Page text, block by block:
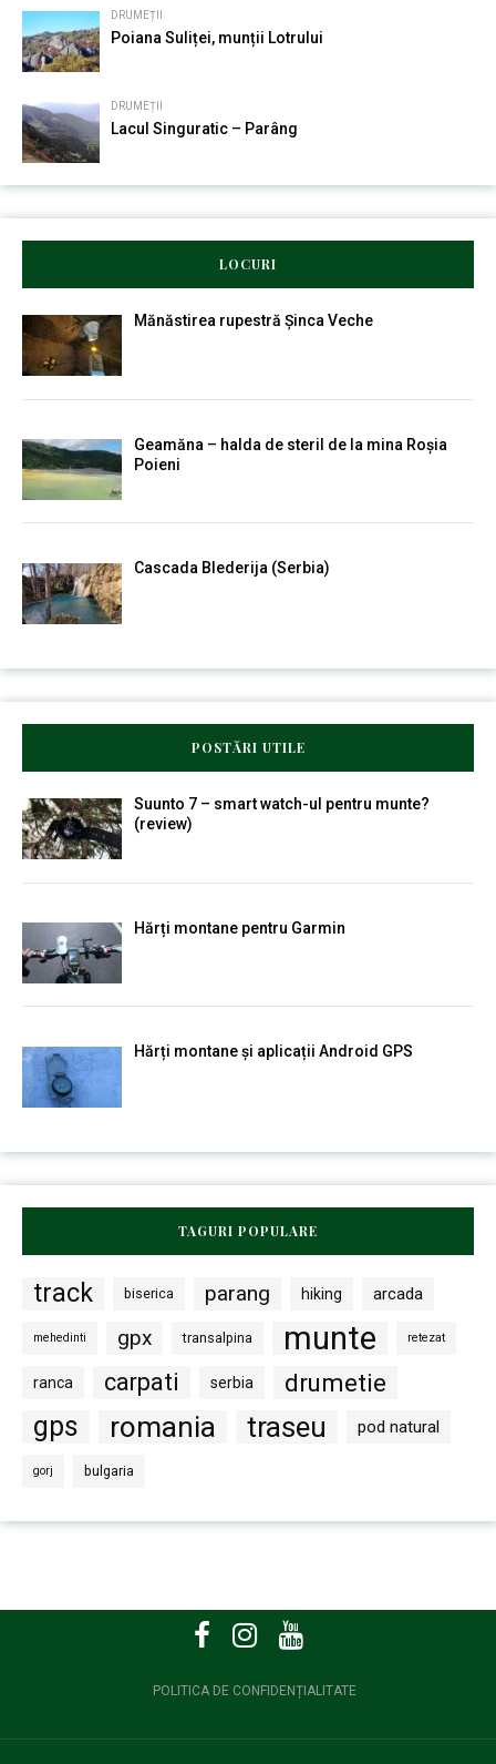
DRUMEȚII
Poiana Suliței, munții Lotrului
DRUMEȚII
Lacul Singuratic – Parâng
LOCURI
Mănăstirea rupestră Șinca Veche
Geamăna – halda de steril de la mina Roșia
Poieni
Cascada Blederija (Serbia)
POSTĂRI UTILE
Suunto 7 – smart watch-ul pentru munte?
(review)
Hărți montane pentru Garmin
Hărți montane și aplicații Android GPS
TAGURI POPULARE
track biserica parang hiking arcada
mehedinti gpx transalpina munte retezat
ranca carpati serbia drumetie
gps romania traseu pod natural
gorj bulgaria
POLITICA DE CONFIDENȚIALITATE